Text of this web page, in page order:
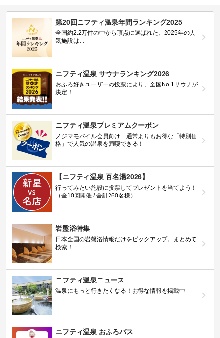
第20回ニフティ温泉年間ランキング2025
全国約2.2万件の中から頂点に選ばれた、2025年の人
気施設は…
ニフティ温泉 サウナランキング2026
おふろ好きユーザーの投票により、全国No.1サウナが
決定！
ニフティ温泉プレミアムクーポン
ノジマモバイル会員向け 通常よりもお得な「特別価
格」で人気の温泉を満喫できる！
【ニフティ温泉 百名湯2026】
行ってみたい施設に投票してプレゼントを当てよう！
（全10回開催 / 合計260名様）
岩盤浴特集
日本全国の岩盤浴情報だけをピックアップ。まとめて
検索！
ニフティ温泉ニュース
温泉にもっと行きたくなる！お得な情報を掲載中
ニフティ温泉 おふろパス